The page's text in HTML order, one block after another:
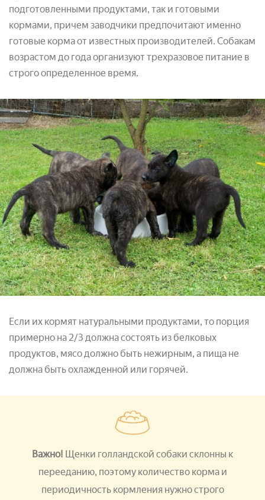
подготовленными продуктами, так и готовыми
кормами, причем заводчики предпочитают именно
готовые корма от известных производителей. Собакам
возрастом до года организуют трехразовое питание в
строго определенное время.
Если их кормят натуральными продуктами, то порция
примерно на 2/3 должна состоять из белковых
продуктов, мясо должно быть нежирным, а пища не
должна быть охлажденной или горячей.
Важно! Щенки голландской собаки склонны к
перееданию, поэтому количество корма и
периодичность кормления нужно строго